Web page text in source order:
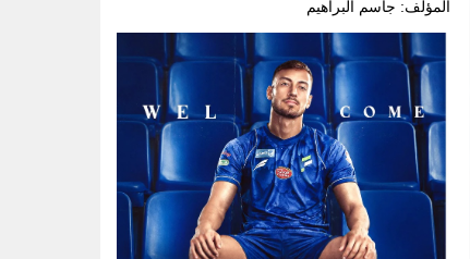
المؤلف: جاسم البراهيم